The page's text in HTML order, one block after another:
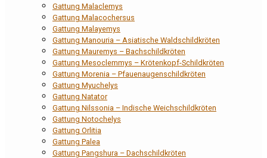
Gattung Malaclemys
Gattung Malacochersus
Gattung Malayemys
Gattung Manouria – Asiatische Waldschildkröten
Gattung Mauremys – Bachschildkröten
Gattung Mesoclemmys – Krötenkopf-Schildkröten
Gattung Morenia – Pfauenaugenschildkröten
Gattung Myuchelys
Gattung Natator
Gattung Nilssonia – Indische Weichschildkröten
Gattung Notochelys
Gattung Orlitia
Gattung Palea
Gattung Pangshura – Dachschildkröten